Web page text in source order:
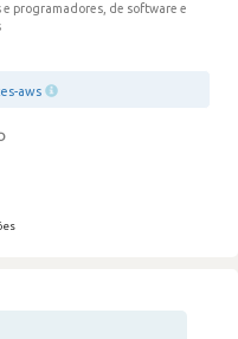
programadores, de software e
aws